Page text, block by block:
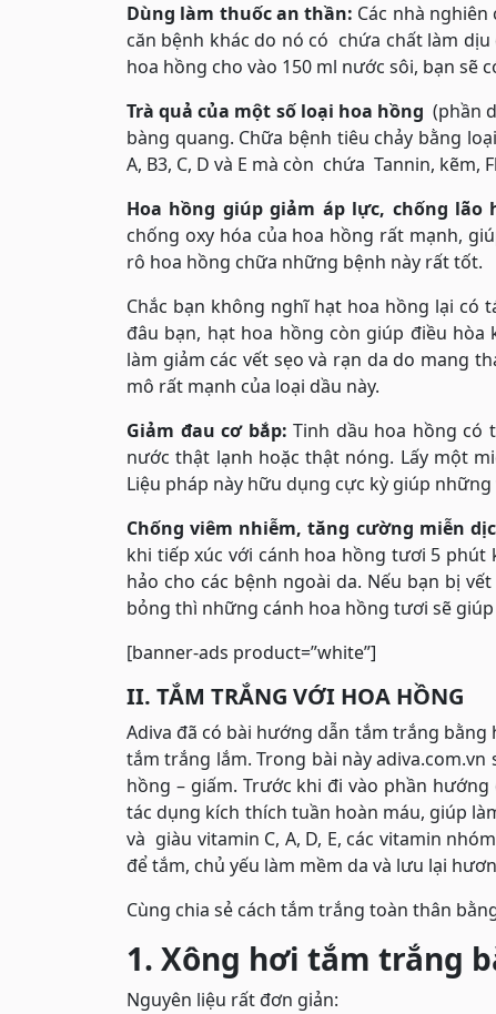
Dùng làm thuốc an thần: Các nhà
căn bệnh khác do nó có chứa chất làm
hoa hồng cho vào 150 ml nước sôi, bạn sẽ
Trà quả của một số loại hoa hồng (phần
bàng quang. Chữa bệnh tiêu chảy bằng
A, B3, C, D và E mà còn chứa Tannin, kẽm,
Hoa hồng giúp giảm áp lực, chống lão
chống oxy hóa của hoa hồng rất mạnh,
rô hoa hồng chữa những bệnh này rất tốt.
Chắc bạn không nghĩ hạt hoa hồng lại có
đâu bạn, hạt hoa hồng còn giúp điều
làm giảm các vết sẹo và rạn da do mang
mô rất mạnh của loại dầu này.
Giảm đau cơ bắp: Tinh dầu hoa hồng có
nước thật lạnh hoặc thật nóng. Lấy một
Liệu pháp này hữu dụng cực kỳ giúp
Chống viêm nhiễm, tăng cường miễn
khi tiếp xúc với cánh hoa hồng tươi 5
hảo cho các bệnh ngoài da. Nếu bạn bị
bỏng thì những cánh hoa hồng tươi sẽ
[banner-ads product=”white”]
II. TẮM TRẮNG VỚI HOA HỒNG
Adiva đã có bài hướng dẫn tắm trắng bằng
tắm trắng lắm. Trong bài này
hồng – giấm. Trước khi đi vào phần
tác dụng kích thích tuần hoàn máu, giúp
và giàu vitamin C, A, D, E, các vitamin
để tắm, chủ yếu làm mềm da và lưu lại
Cùng chia sẻ cách tắm trắng toàn thân
1. Xông hơi tắm trắng
Nguyên liệu rất đơn giản: